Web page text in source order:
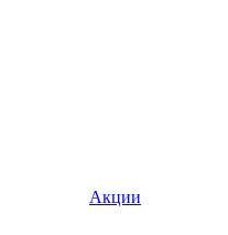
Акции